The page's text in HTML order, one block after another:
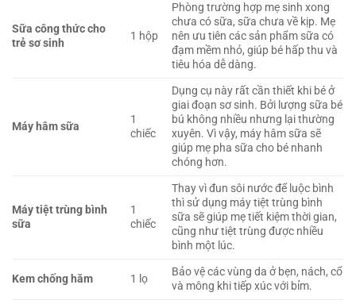
Sữa công thức cho
trẻ sơ sinh
1 hộp
Phòng trường hợp mẹ sinh xong
chưa có sữa, sữa chưa về kịp. Mẹ
nên ưu tiên các sản phẩm sữa có
đạm mềm nhỏ, giúp bé hấp thu và
tiêu hóa dễ dàng.
Máy hâm sữa
1
chiếc
Dụng cụ này rất cần thiết khi bé ở
giai đoạn sơ sinh. Bởi lượng sữa bé
bú không nhiều nhưng lại thường
xuyên. Vì vậy, máy hâm sữa sẽ
giúp mẹ pha sữa cho bé nhanh
chóng hơn.
Máy tiệt trùng bình
sữa
1
chiếc
Thay vì đun sôi nước để luộc bình
thì sử dụng máy tiệt trùng bình
sữa sẽ giúp mẹ tiết kiệm thời gian,
cũng như tiệt trùng được nhiều
bình một lúc.
Kem chống hăm 1 lọ
Bảo vệ các vùng da ở bẹn, nách, cổ
và mông khi tiếp xúc với bỉm.